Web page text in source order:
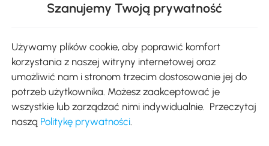
Pobierz aplikację Aosom
Google Play
Szanujemy Twoją prywatność
Używamy plików cookie, aby poprawić komfort
korzystania z naszej witryny internetowej oraz
umożliwić nam i stronom trzecim dostosowanie jej do
potrzeb użytkownika. Możesz zaakceptować je
wszystkie lub zarządzać nimi indywidualnie. Przeczytaj
naszą Politykę prywatności.